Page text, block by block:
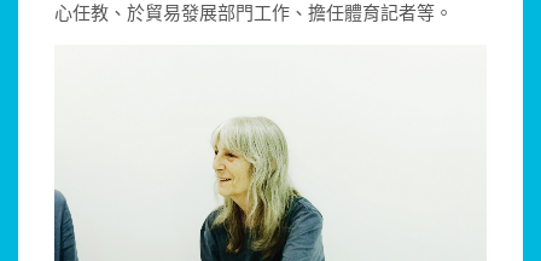
心任教、於貿易發展部門工作、擔任體育記者等。